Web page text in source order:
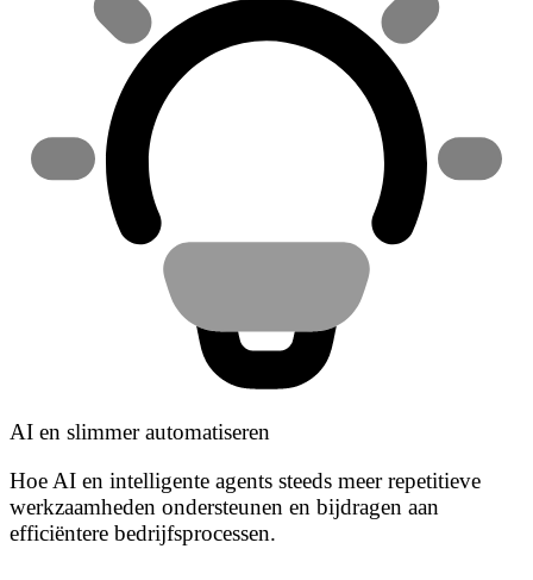
AI en slimmer automatiseren
Hoe AI en intelligente agents steeds meer repetitieve
werkzaamheden ondersteunen en bijdragen aan
efficiëntere bedrijfsprocessen.